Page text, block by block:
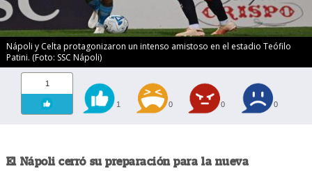
Nápoli y Celta protagonizaron un intenso amistoso en el estadio Teófilo
Patini. (Foto: SSC Nápoli)
1
1 0 0 0
El Nápoli cerró su preparación para la nueva